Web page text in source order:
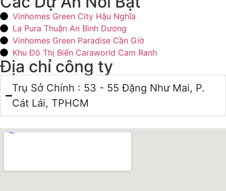
Vinhomes Green City Hậu Nghĩa
La Pura Thuận An Bình Dương
Vinhomes Green Paradise Cần Giờ
Khu Đô Thị Biển Caraworld Cam Ranh
Địa chỉ công ty
Trụ Sở Chính : 53 - 55 Đặng Như Mai, P.
Cát Lái, TPHCM